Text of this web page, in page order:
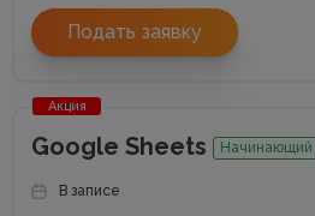
Подать заявку
Акция
Google Sheets Начинающий
В записе